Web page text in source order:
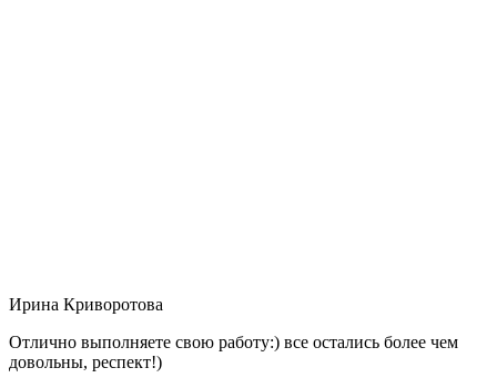
Ирина Криворотова
Отлично выполняете свою работу:) все остались более чем
довольны, респект!)